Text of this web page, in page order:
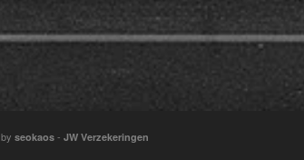
seokaos - JW Verzekeringen